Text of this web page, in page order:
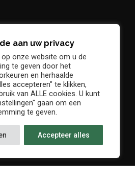
aan uw privacy
onze website om u de
te geven door het
en herhaalde
accepteren" te klikken,
van ALLE cookies. U kunt
gaan om een
te geven.
Accepteer alles